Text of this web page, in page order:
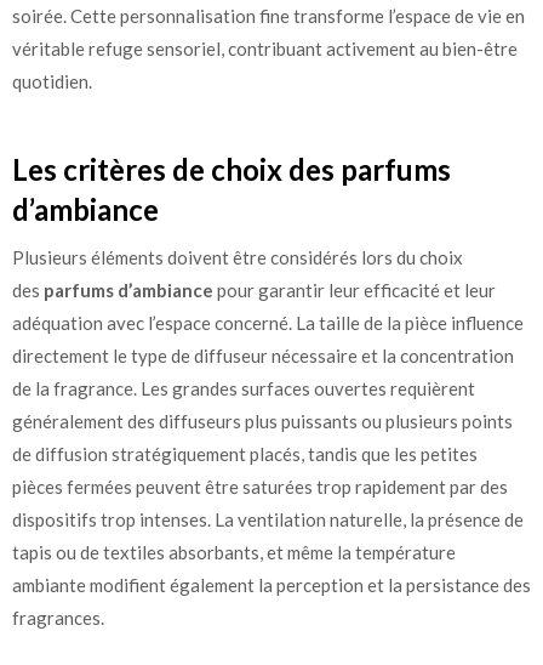
soirée. Cette personnalisation fine transforme l’espace de vie en
véritable refuge sensoriel, contribuant activement au bien-être
quotidien.
Les critères de choix des parfums
d’ambiance
Plusieurs éléments doivent être considérés lors du choix
des parfums d’ambiance pour garantir leur efficacité et leur
adéquation avec l’espace concerné. La taille de la pièce influence
directement le type de diffuseur nécessaire et la concentration
de la fragrance. Les grandes surfaces ouvertes requièrent
généralement des diffuseurs plus puissants ou plusieurs points
de diffusion stratégiquement placés, tandis que les petites
pièces fermées peuvent être saturées trop rapidement par des
dispositifs trop intenses. La ventilation naturelle, la présence de
tapis ou de textiles absorbants, et même la température
ambiante modifient également la perception et la persistance des
fragrances.